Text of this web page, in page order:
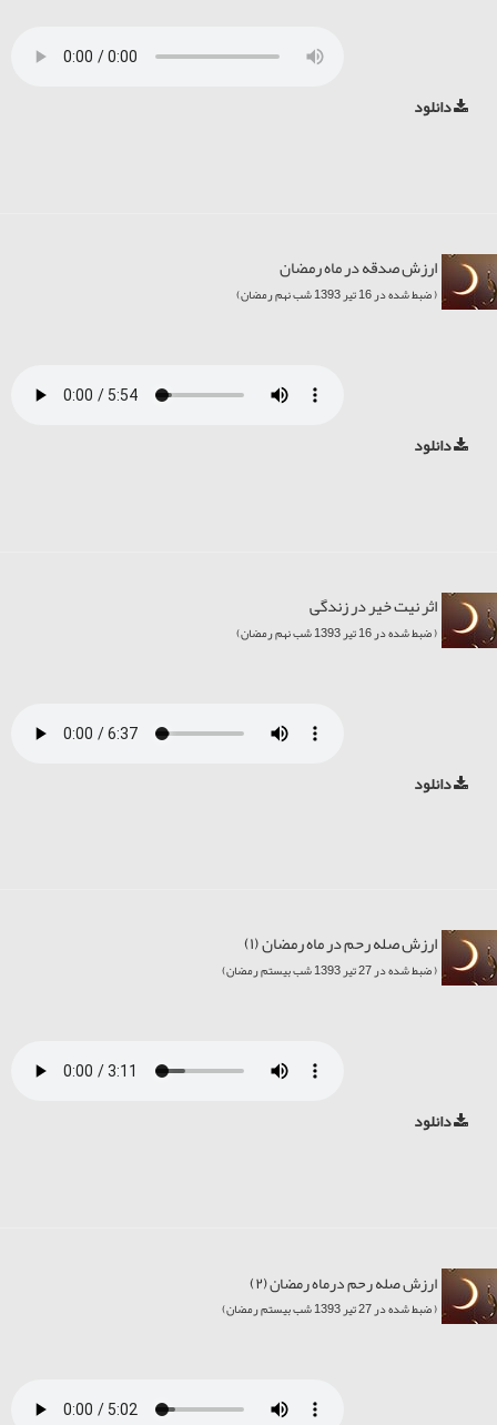
دانلود
ارزش صدقه در ماه رمضان
( ضبط شده در 16 تیر 1393 شب نهم رمضان)
دانلود
اثر نیت خیر در زندگی
( ضبط شده در 16 تیر 1393 شب نهم رمضان)
دانلود
ارزش صله رحم در ماه رمضان (۱)
( ضبط شده در 27 تیر 1393 شب بیستم رمضان)
دانلود
ارزش صله رحم درماه رمضان (۲)
( ضبط شده در 27 تیر 1393 شب بیستم رمضان)